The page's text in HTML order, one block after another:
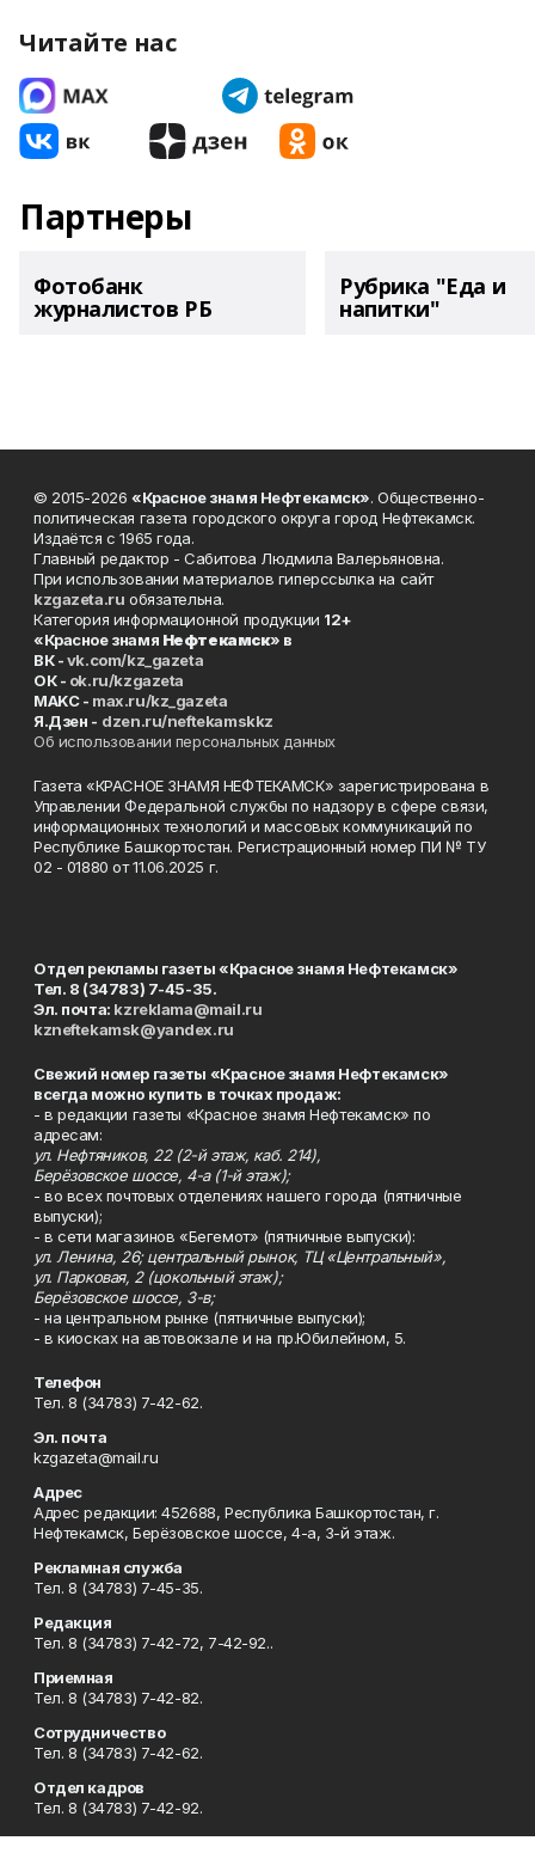
Читайте нас
Партнеры
Фотобанк
журналистов РБ
Рубрика "Еда и
напитки"
© 2015-2026 «Красное знамя Нефтекамск». Общественно-
политическая газета городского округа город Нефтекамск.
Издаётся с 1965 года.
Главный редактор - Сабитова Людмила Валерьяновна.
При использовании материалов гиперссылка на сайт
kzgazeta.ru обязательна.
Категория информационной продукции 12+
«Красное знамя Нефтекамск» в
ВК -vk.com/kz_gazeta
ОК - ok.ru/kzgazeta
MAKC - max.ru/kz_gazeta
Я.Дзен - dzen.ru/neftekamskkz
Об использовании персональных данных
Газета «КРАСНОЕ ЗНАМЯ НЕФТЕКАМСК» зарегистрирована в
Управлении Федеральной службы по надзору в сфере связи,
информационных технологий и массовых коммуникаций по
Республике Башкортостан. Регистрационный номер ПИ № ТУ
02 - 01880 от 11.06.2025 г.
Отдел рекламы газеты «Красное знамя Нефтекамск»
Тел. 8 (34783) 7-45-35.
Эл. почта: kzreklama@mail.ru
kzneftekamsk@yandex.ru
Свежий номер газеты «Красное знамя Нефтекамск»
всегда можно купить в точках продаж:
- в редакции газеты «Красное знамя Нефтекамск» по
адресам:
ул. Нефтяников, 22 (2-й этаж, каб. 214),
Берёзовское шоссе, 4-а (1-й этаж);
- во всех почтовых отделениях нашего города (пятничные
выпуски);
- в сети магазинов «Бегемот» (пятничные выпуски):
ул. Ленина, 26; центральный рынок, ТЦ «Центральный»,
ул. Парковая, 2 (цокольный этаж);
Берёзовское шоссе, 3-в;
- на центральном рынке (пятничные выпуски);
- в киосках на автовокзале и на пр.Юбилейном, 5.
Телефон
Тел. 8 (34783) 7-42-62.
Эл. почта
kzgazeta@mail.ru
Адрес
Адрес редакции: 452688, Республика Башкортостан, г.
Нефтекамск, Берёзовское шоссе, 4-а, 3-й этаж.
Рекламная служба
Тел. 8 (34783) 7-45-35.
Редакция
Тел. 8 (34783) 7-42-72, 7-42-92..
Приемная
Тел. 8 (34783) 7-42-82.
Сотрудничество
Тел. 8 (34783) 7-42-62.
Отдел кадров
Тел. 8 (34783) 7-42-92.